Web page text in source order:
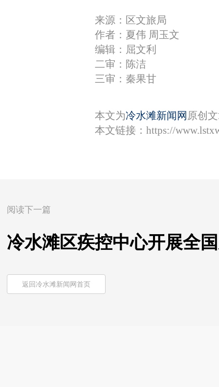
来源：区文旅局
作者：夏伟 周玉文
编辑：屈文利
二审：陈洁
三审：秦果甘
本文为冷水滩新闻网 原创
本文链接： https://
阅读下一篇
冷水滩区疾控中心开展全
返回冷水滩新闻网首页